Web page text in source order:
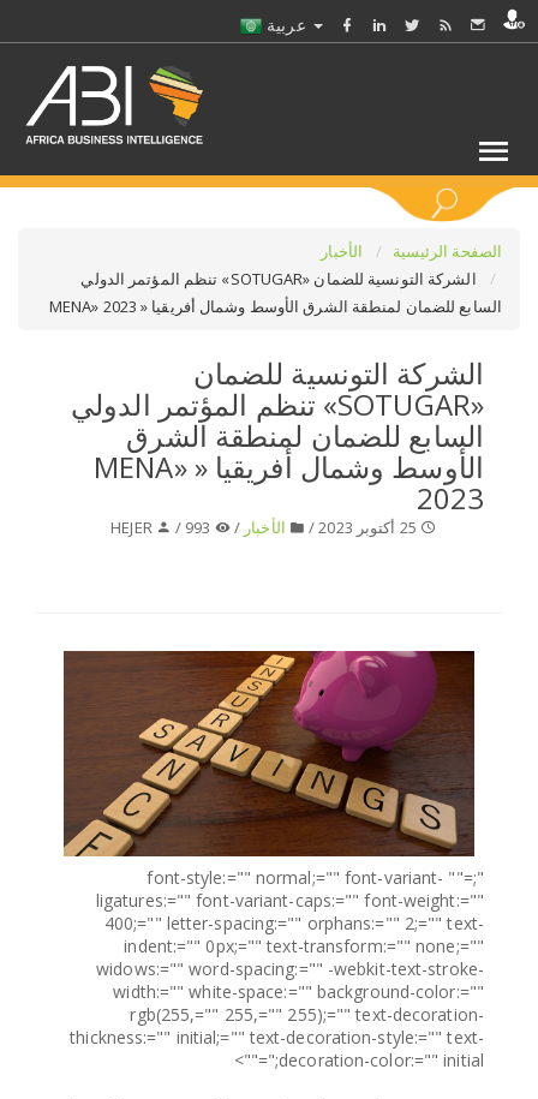
الصفحة الرئيسية
الأخبار
الشركة التونسية للضمان «SOTUGAR» تنظم المؤتمر الدولي
السابع للضمان لمنطقة الشرق الأوسط وشمال أفريقيا « MENA» 2023
الشركة التونسية للضمان
«SOTUGAR» تنظم المؤتمر الدولي
السابع للضمان لمنطقة الشرق
الأوسط وشمال أفريقيا « MENA»
2023
الأخبار /
HEJER
";="" font-style:="" normal;="" font-variant-
ligatures:="" font-variant-caps:="" font-weight:=""
400;="" letter-spacing:="" orphans:="" 2;="" text-
indent:="" 0px;="" text-transform:="" none;=""
widows:="" word-spacing:="" -webkit-text-stroke-
width:="" white-space:="" background-color:=""
rgb(255,="" 255,="" 255);="" text-decoration-
thickness:="" initial;="" text-decoration-style:="" text-
decoration-color:="" initial;"="">